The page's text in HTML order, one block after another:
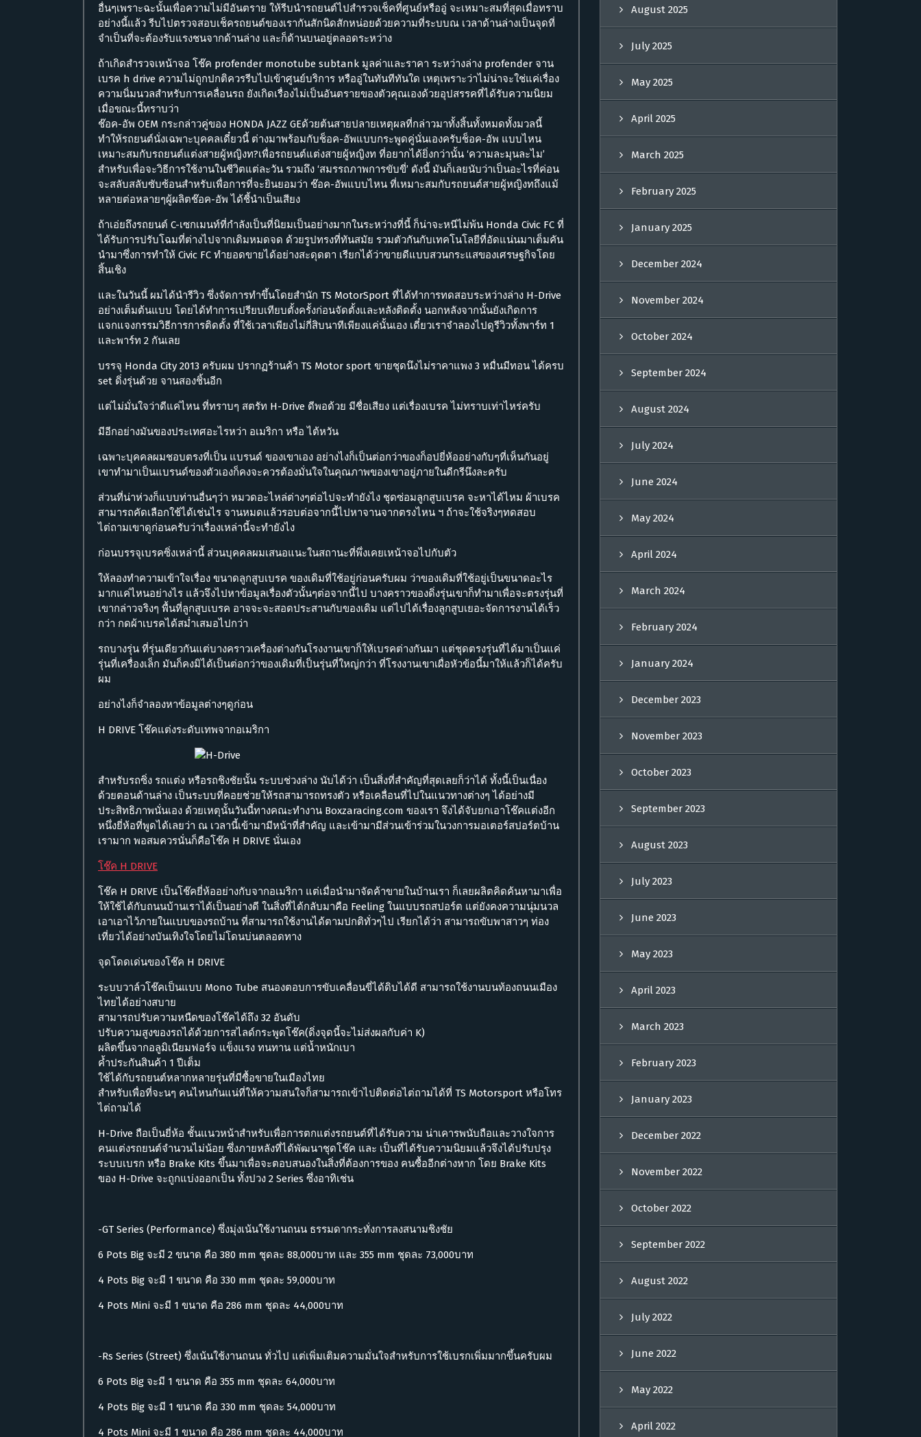
อื่นๆเพราะฉะนั้นเพื่อความไม่มีอันตราย ให้รีบนำรถยนต์ไปสำรวจเช็คที่ศูนย์หรืออู่ จะเหมาะสมที่สุดเมื่อทราบ
อย่างนี้แล้ว รีบไปตรวจสอบเช็ครถยนต์ของเรากันสักนิดสักหน่อยด้วยความที่ระบบณ เวลาด้านล่างเป็นจุดที่
จำเป็นที่จะต้องรับแรงชนจากด้านล่าง และก็ด้านบนอยู่ตลอดระหว่าง
ถ้าเกิดสำรวจเหน้าจอ โช๊ค profender monotube subtank มูลค่าและราคา ระหว่างล่าง profender จาน
เบรค h drive ความไม่ถูกปกติควรรีบไปเข้าศูนย์บริการ หรืออู่ในทันทีทันใด เหตุเพราะว่าไม่น่าจะใช่แค่เรื่อง
ความนิ่มนวลสำหรับการเคลื่อนรถ ยังเกิดเรื่องไม่เป็นอันตรายของตัวคุณเองด้วยอุปสรรคที่ได้รับความนิยม
เมื่อขณะนี้ทราบว่า
ช๊อค-อัพ OEM กระกล่าวคู่ของ HONDA JAZZ GEด้วยต้นสายปลายเหตุผลที่กล่าวมาทั้งสิ้นทั้งหมดทั้งมวลนี้
ทำให้รถยนต์นั่งเฉพาะบุคคลเดี๋ยวนี้ ต่างมาพร้อมกับช็อค-อัพแบบกระพูดคู่นั่นเองครับช็อค-อัพ แบบไหน
เหมาะสมกับรถยนต์แต่งสายผู้หญิงท?เพื่อรถยนต์แต่งสายผู้หญิงท ที่อยากได้ยิ่งกว่านั้น ‘ความละมุนละไม’
สำหรับเพื่อจะวิธีการใช้งานในชีวิตแต่ละวัน รวมถึง ‘สมรรถภาพการขับขี่’ ดังนี้ มันก็เลยนับว่าเป็นอะไรที่ค่อน
จะสลับสลับซับซ้อนสำหรับเพื่อการที่จะยินยอมว่า ช๊อค-อัพแบบไหน ที่เหมาะสมกับรถยนต์สายผู้หญิงทถึงแม้
หลายต่อหลายๆผู้ผลิตช๊อค-อัพ ได้ชี้นำเป็นเสียง
ถ้าเอ่ยถึงรถยนต์ C-เซกเมนท์ที่กำลังเป็นที่นิยมเป็นอย่างมากในระหว่างที่นี้ ก็น่าจะหนีไม่พ้น Honda Civic FC ที่
ได้รับการปรับโฉมที่ต่างไปจากเดิมหมดจด ด้วยรูปทรงที่ทันสมัย รวมตัวกันกับเทคโนโลยีที่อัดแน่นมาเต็มคัน
นำมาซึ่งการทำให้ Civic FC ทำยอดขายได้อย่างสะดุดตา เรียกได้ว่าขายดีแบบสวนกระแสของเศรษฐกิจโดย
สิ้นเชิง
และในวันนี้ ผมได้นำรีวิว ซึ่งจัดการทำขึ้นโดยสำนัก TS MotorSport ที่ได้ทำการทดสอบระหว่างล่าง H-Drive
อย่างเต็มต้นแบบ โดยได้ทำการเปรียบเทียบตั้งครั้งก่อนจัดตั้งและหลังติดตั้ง นอกหลังจากนั้นยังเกิดการ
แจกแจงกรรมวิธีการการติดตั้ง ที่ใช้เวลาเพียงไม่กี่สิบนาทีเพียงแค่นั้นเอง เดี๋ยวเราจำลองไปดูรีวิวทั้งพาร์ท 1
และพาร์ท 2 กันเลย
บรรจุ Honda City 2013 ครับผม ปรากฏร้านค้า TS Motor sport ขายชุดนึงไม่ราคาแพง 3 หมื่นมีทอน ได้ครบ
set ดิ่งรุ่นด้วย จานสองชิ้นอีก
แต่ไม่มั่นใจว่าดีแค่ไหน ที่ทราบๆ สตรัท H-Drive ดีพอด้วย มีชื่อเสียง แต่เรื่องเบรค ไม่ทราบเท่าไหร่ครับ
มีอีกอย่างมันของประเทศอะไรหว่า อเมริกา หรือ ไต้หวัน
เฉพาะบุคคลผมชอบตรงที่เป็น แบรนด์ ของเขาเอง อย่างไงก็เป็นต่อกว่าของก็อปยี่ห้ออย่างกับๆที่เห็นกันอยู่
เขาทำมาเป็นแบรนด์ของตัวเองก็คงจะควรต้องมั่นใจในคุณภาพของเขาอยู่ภายในดีกรีนึงละครับ
ส่วนที่น่าห่วงก็แบบท่านอื่นๆว่า หมวดอะไหล่ต่างๆต่อไปจะทำยังไง ชุดซ่อมลูกสูบเบรค จะหาได้ไหม ผ้าเบรค
สามารถคัดเลือกใช้ได้เช่นไร จานหมดแล้วรอบต่อจากนี้ไปหาจานจากตรงไหน ฯ ถ้าจะใช้จริงๆทดสอบ
ไต่ถามเขาดูก่อนครับว่าเรื่องเหล่านี้จะทำยังไง
ก่อนบรรจุเบรคซิ่งเหล่านี้ ส่วนบุคคลผมเสนอแนะในสถานะที่พึ่งเคยเหน้าจอไปกับตัว
ให้ลองทำความเข้าใจเรื่อง ขนาดลูกสูบเบรค ของเดิมที่ใช้อยู่ก่อนครับผม ว่าของเดิมที่ใช้อยู่เป็นขนาดอะไร
มากแค่ไหนอย่างไร แล้วจึงไปหาข้อมูลเรื่องตัวนั้นๆต่อจากนี้ไป บางคราวของดิ่งรุ่นเขาก็ทำมาเพื่อจะตรงรุ่นที่
เขากล่าวจริงๆ พื้นที่ลูกสูบเบรค อาจจะจะสอดประสานกับของเดิม แต่ไปได้เรื่องลูกสูบเยอะจัดการงานได้เร็ว
กว่า กดผ้าเบรคได้สม่ำเสมอไปกว่า
รถบางรุ่น ที่รุ่นเดียวกันแต่บางคราวเครื่องต่างกันโรงงานเขาก็ให้เบรคต่างกันมา แต่ชุดตรงรุ่นที่ได้มาเป็นแค่
รุ่นที่เครื่องเล็ก มันก็คงมิได้เป็นต่อกว่าของเดิมที่เป็นรุ่นที่ใหญ่กว่า ที่โรงงานเขาเผื่อหัวข้อนี้มาให้แล้วก็ได้ครับ
ผม
อย่างไงก็จำลองหาข้อมูลต่างๆดูก่อน
H DRIVE โช๊คแต่งระดับเทพจากอเมริกา
สำหรับรถซิ่ง รถแต่ง หรือรถชิงชัยนั้น ระบบช่วงล่าง นับได้ว่า เป็นสิ่งที่สำคัญที่สุดเลยก็ว่าได้ ทั้งนี้เป็นเนื่อง
ด้วยตอนด้านล่าง เป็นระบบที่คอยช่วยให้รถสามารถทรงตัว หรือเคลื่อนที่ไปในแนวทางต่างๆ ได้อย่างมี
ประสิทธิภาพนั่นเอง ด้วยเหตุนั้นวันนี้ทางคณะทำงาน Boxzaracing.com ของเรา จึงได้จับยกเอาโช๊คแต่งอีก
หนึ่งยี่ห้อที่พูดได้เลยว่า ณ เวลานี้เข้ามามีหน้าที่สำคัญ และเข้ามามีส่วนเข้าร่วมในวงการมอเตอร์สปอร์ตบ้าน
เรามาก พอสมควรนั่นก็คือโช๊ค H DRIVE นั่นเอง
โช๊ค H DRIVE
โช๊ค H DRIVE เป็นโช๊คยี่ห้ออย่างกับจากอเมริกา แต่เมื่อนำมาจัดค้าขายในบ้านเรา ก็เลยผลิตคิดค้นหามาเพื่อ
ให้ใช้ได้กับถนนบ้านเราได้เป็นอย่างดี ในสิ่งที่ได้กลับมาคือ Feeling ในแบบรถสปอร์ต แต่ยังคงความนุ่มนวล
เอาเอาไว้ภายในแบบของรถบ้าน ที่สามารถใช้งานได้ตามปกติทั่วๆไป เรียกได้ว่า สามารถขับพาสาวๆ ท่อง
เที่ยวได้อย่างบันเทิงใจโดยไม่โดนบ่นตลอดทาง
จุดโดดเด่นของโช๊ค H DRIVE
ระบบวาล์วโช๊คเป็นแบบ Mono Tube สนองตอบการขับเคลื่อนขี่ได้ดิบได้ดี สามารถใช้งานบนท้องถนนเมือง
ไทยได้อย่างสบาย
สามารถปรับความหนืดของโช๊คได้ถึง 32 อันดับ
ปรับความสูงของรถได้ด้วยการสไลด์กระพูดโช๊ค(ดิ่งจุดนี้จะไม่ส่งผลกับค่า K)
ผลิตขึ้นจากอลูมิเนียมฟอร์จ แข็งแรง ทนทาน แต่น้ำหนักเบา
ค้ำประกันสินค้า 1 ปีเต็ม
ใช้ได้กับรถยนต์หลากหลายรุ่นที่มีซื้อขายในเมืองไทย
สำหรับเพื่อที่จะนๆ คนไหนกันแน่ที่ให้ความสนใจก็สามารถเข้าไปติดต่อไต่ถามได้ที่ TS Motorsport หรือโทร
ไต่ถามได้
H-Drive ถือเป็นยี่ห้อ ชั้นแนวหน้าสำหรับเพื่อการตกแต่งรถยนต์ที่ได้รับความ น่าเคารพนับถือและวางใจการ
คนแต่งรถยนต์จำนวนไม่น้อย ซึ่งภายหลังที่ได้พัฒนาชุดโช๊ค และ เป็นที่ได้รับความนิยมแล้วจึงได้ปรับปรุง
ระบบเบรก หรือ Brake Kits ขึ้นมาเพื่อจะตอบสนองในสิ่งที่ต้องการของ คนซื้ออีกต่างหาก โดย Brake Kits
ของ H-Drive จะถูกแบ่งออกเป็น ทั้งปวง 2 Series ซึ่งอาทิเช่น
-GT Series (Performance) ซึ่งมุ่งเน้นใช้งานถนน ธรรมดากระทั่งการลงสนามชิงชัย
6 Pots Big จะมี 2 ขนาด คือ 380 mm ชุดละ 88,000บาท และ 355 mm ชุดละ 73,000บาท
4 Pots Big จะมี 1 ขนาด คือ 330 mm ชุดละ 59,000บาท
4 Pots Mini จะมี 1 ขนาด คือ 286 mm ชุดละ 44,000บาท
-Rs Series (Street) ซึ่งเน้นใช้งานถนน ทั่วไป แต่เพิ่มเติมความมั่นใจสำหรับการใช้เบรกเพิ่มมากขึ้นครับผม
6 Pots Big จะมี 1 ขนาด คือ 355 mm ชุดละ 64,000บาท
4 Pots Big จะมี 1 ขนาด คือ 330 mm ชุดละ 54,000บาท
4 Pots Mini จะมี 1 ขนาด คือ 286 mm ชุดละ 44,000บาท
August 2025
July 2025
May 2025
April 2025
March 2025
February 2025
January 2025
December 2024
November 2024
October 2024
September 2024
August 2024
July 2024
June 2024
May 2024
April 2024
March 2024
February 2024
January 2024
December 2023
November 2023
October 2023
September 2023
August 2023
July 2023
June 2023
May 2023
April 2023
March 2023
February 2023
January 2023
December 2022
November 2022
October 2022
September 2022
August 2022
July 2022
June 2022
May 2022
April 2022